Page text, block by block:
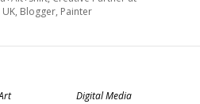
Blogger, Painter
Digital Media